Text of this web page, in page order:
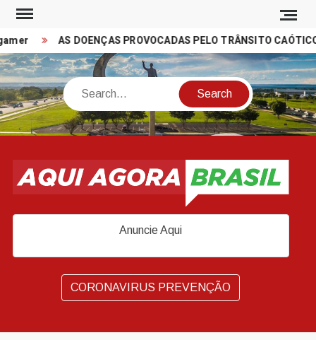
Skip
content
AS DOENÇAS PROVOCADAS PELO TRÂNSITO
Search
Anuncie Aqui
CORONAVIRUS PREVENÇÃO